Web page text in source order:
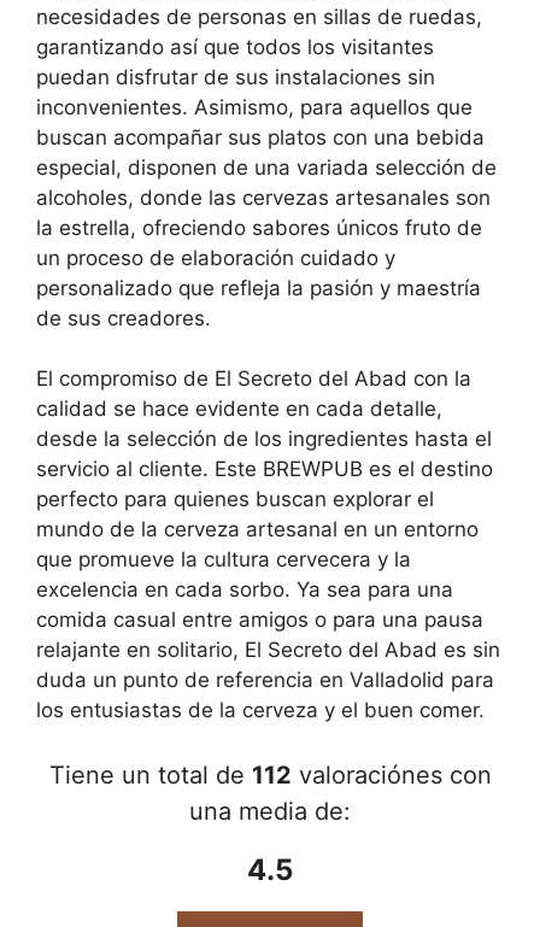
necesidades de personas en sillas de ruedas,
garantizando así que todos los visitantes
puedan disfrutar de sus instalaciones sin
inconvenientes. Asimismo, para aquellos que
buscan acompañar sus platos con una bebida
especial, disponen de una variada selección de
alcoholes, donde las cervezas artesanales son
la estrella, ofreciendo sabores únicos fruto de
un proceso de elaboración cuidado y
personalizado que refleja la pasión y maestría
de sus creadores.
El compromiso de El Secreto del Abad con la
calidad se hace evidente en cada detalle,
desde la selección de los ingredientes hasta el
servicio al cliente. Este BREWPUB es el destino
perfecto para quienes buscan explorar el
mundo de la cerveza artesanal en un entorno
que promueve la cultura cervecera y la
excelencia en cada sorbo. Ya sea para una
comida casual entre amigos o para una pausa
relajante en solitario, El Secreto del Abad es sin
duda un punto de referencia en Valladolid para
los entusiastas de la cerveza y el buen comer.
Tiene un total de 112 valoraciónes con
una media de:
4.5